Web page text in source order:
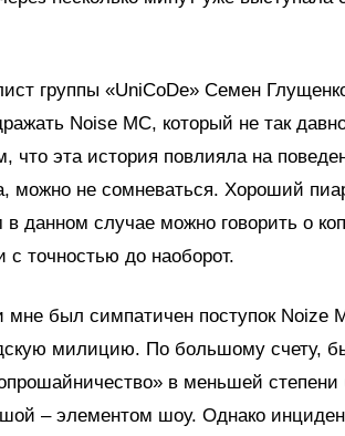
группы «UniСoDe» Семен
Noise MC, который не так
что эта история повлияла на
можно не сомневаться. Хороший
данном случае можно говорить о
с точностью до наоборот.
мне был симпатичен поступок Noize
милицию. По большому счету,
в меньшей
– элементом шоу. Однако